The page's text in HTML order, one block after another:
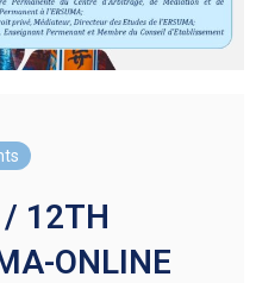
/ 12TH
ONLINE